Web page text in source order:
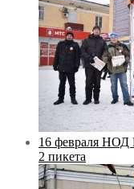
16 февраля НОД
2 пикета